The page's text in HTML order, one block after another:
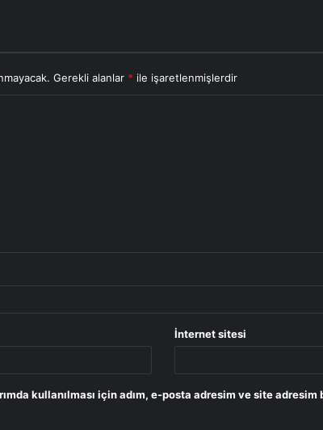
Gerekli alanlar * ile işaretlenmişlerdir
İnternet sitesi
kullanılması için adım, e-posta adresim ve site adresim